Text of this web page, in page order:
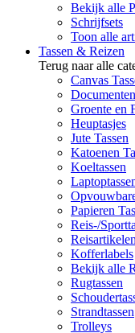
Bekijk alle
Schrijfsets
Toon alle
Tassen & Reizen
Terug naar alle
Canvas
Groente en
Heuptasjes
Jute Tassen
Katoenen
Koeltassen
Papieren
Reis-/
Reisartikelen
Kofferlabels
Bekijk alle
Rugtassen
Strandtassen
Trolleys